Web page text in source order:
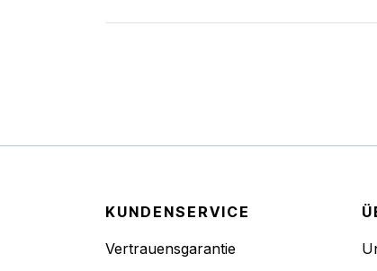
KUNDENSERVICE
Vertrauensgarantie